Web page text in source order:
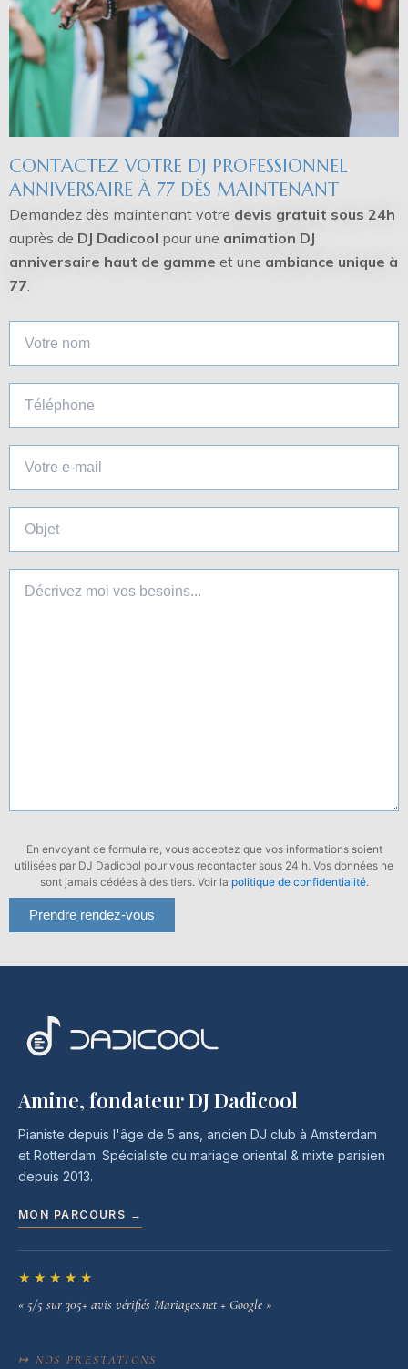
CONTACTEZ VOTRE DJ PROFESSIONNEL
ANNIVERSAIRE À 77 DÈS MAINTENANT
Demandez dès maintenant votre devis gratuit sous 24h
auprès de DJ Dadicool pour une animation DJ
anniversaire haut de gamme et une ambiance unique à
77.
En envoyant ce formulaire, vous acceptez que vos informations soient
utilisées par DJ Dadicool pour vous recontacter sous 24 h. Vos données ne
sont jamais cédées à des tiers. Voir la politique de confidentialité.
Amine, fondateur DJ Dadicool
Pianiste depuis l'âge de 5 ans, ancien DJ club à Amsterdam
et Rotterdam. Spécialiste du mariage oriental & mixte parisien
depuis 2013.
MON PARCOURS →
★★★★★
« 5/5 sur 305+ avis vérifiés Mariages.net + Google »
↦ NOS PRESTATIONS